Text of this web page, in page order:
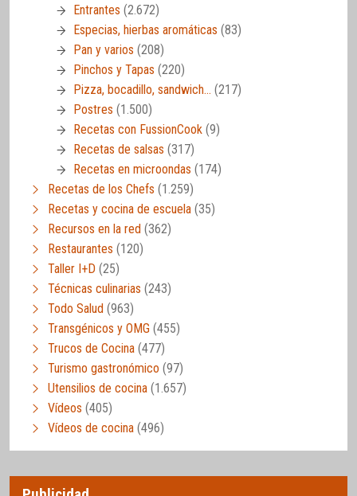
Entrantes (2.672)
Especias, hierbas aromáticas (83)
Pan y varios (208)
Pinchos y Tapas (220)
Pizza, bocadillo, sandwich… (217)
Postres (1.500)
Recetas con FussionCook (9)
Recetas de salsas (317)
Recetas en microondas (174)
Recetas de los Chefs (1.259)
Recetas y cocina de escuela (35)
Recursos en la red (362)
Restaurantes (120)
Taller I+D (25)
Técnicas culinarias (243)
Todo Salud (963)
Transgénicos y OMG (455)
Trucos de Cocina (477)
Turismo gastronómico (97)
Utensilios de cocina (1.657)
Vídeos (405)
Vídeos de cocina (496)